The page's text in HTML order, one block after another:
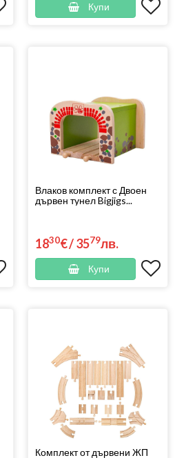
Купи
Влаков комплект с Двоен
дървен тунел Bigjigs...
1830€/3579лв.
Купи
Комплект от дървени ЖП